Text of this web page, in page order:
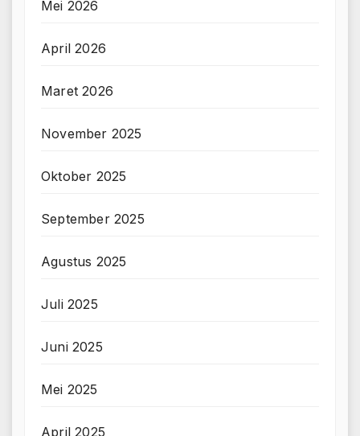
Mei 2026
April 2026
Maret 2026
November 2025
Oktober 2025
September 2025
Agustus 2025
Juli 2025
Juni 2025
Mei 2025
April 2025